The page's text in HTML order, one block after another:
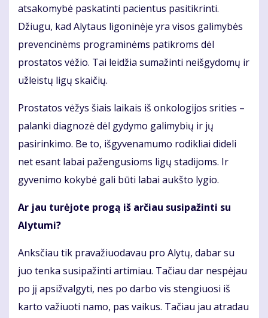
atsakomybė paskatinti pacientus pasitikrinti.
Džiugu, kad Alytaus ligoninėje yra visos galimybės
prevencinėms programinėms patikroms dėl
prostatos vėžio. Tai leidžia sumažinti neišgydomų ir
užleistų ligų skaičių.
Prostatos vėžys šiais laikais iš onkologijos srities –
palanki diagnozė dėl gydymo galimybių ir jų
pasirinkimo. Be to, išgyvenamumo rodikliai dideli
net esant labai pažengusioms ligų stadijoms. Ir
gyvenimo kokybė gali būti labai aukšto lygio.
Ar jau turėjote progą iš arčiau susipažinti su
Alytumi?
Anksčiau tik pravažiuodavau pro Alytų, dabar su
juo tenka susipažinti artimiau. Tačiau dar nespėjau
po jį apsižvalgyti, nes po darbo vis stengiuosi iš
karto važiuoti namo, pas vaikus. Tačiau jau atradau